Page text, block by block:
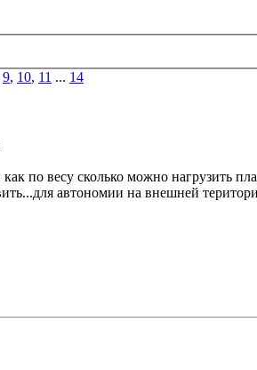
9, 10, 11 ... 14
по весу сколько можно нагрузить
автономии на внешней